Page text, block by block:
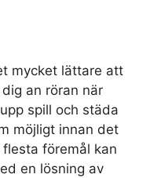
mycket lättare att
an röran när
spill och städa
möjligt innan det
föremål kan
en lösning av